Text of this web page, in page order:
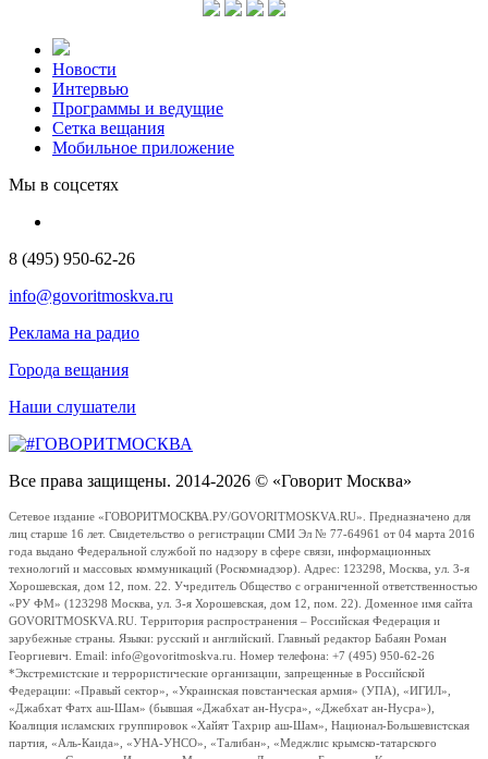
Новости
Интервью
Программы и ведущие
Сетка вещания
Мобильное приложение
Мы в соцсетях
8 (495) 950-62-26
info@govoritmoskva.ru
Реклама на радио
Города вещания
Наши слушатели
Все права защищены. 2014-2026 © «Говорит Москва»
Сетевое издание «ГОВОРИТМОСКВА.РУ/GOVORITMOSKVA.RU». Предназначено для
лиц старше 16 лет. Свидетельство о регистрации СМИ Эл № 77-64961 от 04 марта 2016
года выдано Федеральной службой по надзору в сфере связи, информационных
технологий и массовых коммуникаций (Роскомнадзор). Адрес: 123298, Москва, ул. 3-я
Хорошевская, дом 12, пом. 22. Учредитель Общество с ограниченной ответственностью
«РУ ФМ» (123298 Москва, ул. 3-я Хорошевская, дом 12, пом. 22). Доменное имя сайта
GOVORITMOSKVA.RU. Территория распространения – Российская Федерация и
зарубежные страны. Языки: русский и английский. Главный редактор Бабаян Роман
Георгиевич. Email: info@govoritmoskva.ru. Номер телефона: +7 (495) 950-62-26
*Экстремистские и террористические организации, запрещенные в Российской
Федерации: «Правый сектор», «Украинская повстанческая армия» (УПА), «ИГИЛ»,
«Джабхат Фатх аш-Шам» (бывшая «Джабхат ан-Нусра», «Джебхат ан-Нусра»),
Коалиция исламских группировок «Хайят Тахрир аш-Шам», Национал-Большевистская
партия, «Аль-Каида», «УНА-УНСО», «Талибан», «Меджлис крымско-татарского